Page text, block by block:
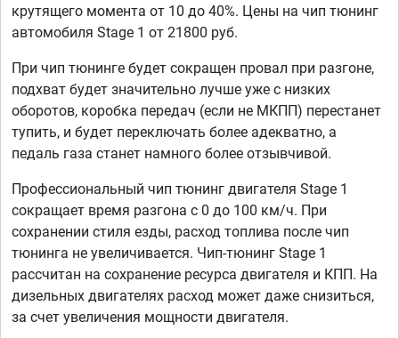
крутящего момента от 10 до 40%. Цены на чип тюнинг
автомобиля Stage 1 от 21800 руб.
При чип тюнинге будет сокращен провал при разгоне,
подхват будет значительно лучше уже с низких
оборотов, коробка передач (если не МКПП) перестанет
тупить, и будет переключать более адекватно, а
педаль газа станет намного более отзывчивой.
Профессиональный чип тюнинг двигателя Stage 1
сокращает время разгона с 0 до 100 км/ч. При
сохранении стиля езды, расход топлива после чип
тюнинга не увеличивается. Чип-тюнинг Stage 1
рассчитан на сохранение ресурса двигателя и КПП. На
дизельных двигателях расход может даже снизиться,
за счет увеличения мощности двигателя.